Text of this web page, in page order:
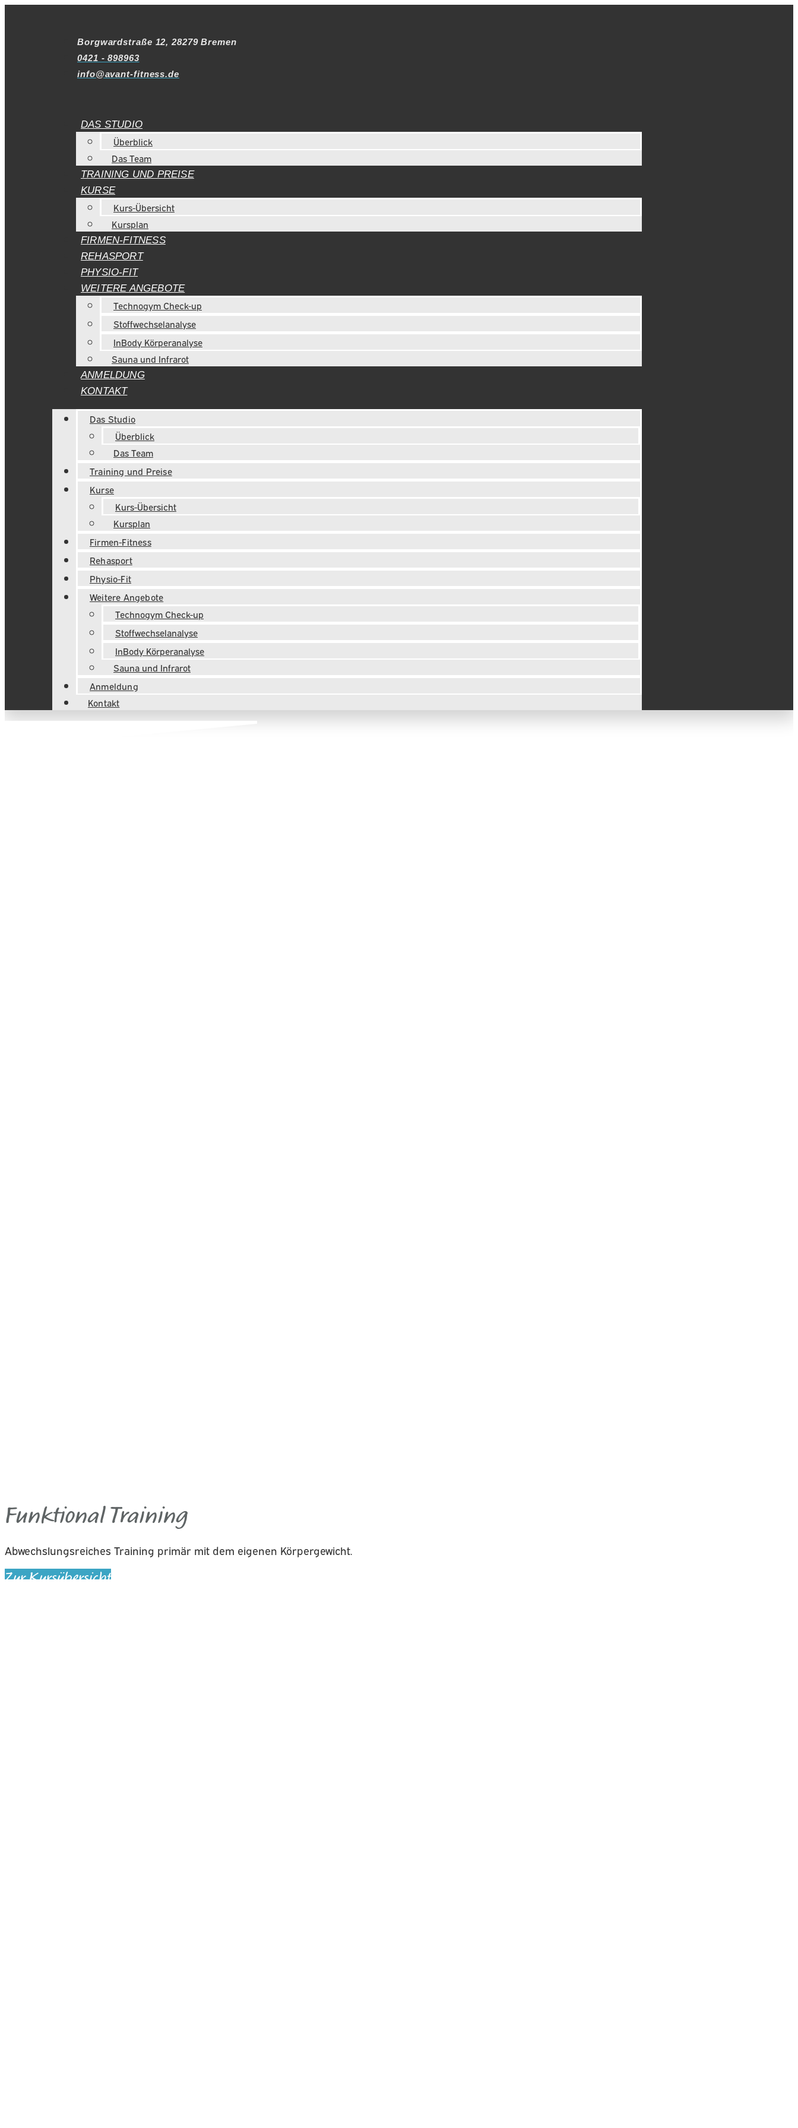
Borgwardstraße 12, 28279 Bremen
0421 - 898963
info@avant-fitness.de
DAS STUDIO
Überblick
Das Team
TRAINING UND PREISE
KURSE
Kurs-Übersicht
Kursplan
FIRMEN-FITNESS
REHASPORT
PHYSIO-FIT
WEITERE ANGEBOTE
Technogym Check-up
Stoffwechselanalyse
InBody Körperanalyse
Sauna und Infrarot
ANMELDUNG
KONTAKT
Das Studio
Überblick
Das Team
Training und Preise
Kurse
Kurs-Übersicht
Kursplan
Firmen-Fitness
Rehasport
Physio-Fit
Weitere Angebote
Technogym Check-up
Stoffwechselanalyse
InBody Körperanalyse
Sauna und Infrarot
Anmeldung
Kontakt
Funktional Training
Abwechslungsreiches Training primär mit dem eigenen Körpergewicht.
Zur Kursübersicht